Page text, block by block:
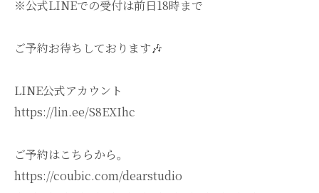
※公式LINEでの受付は前日18時まで
ご予約お待ちしております🎶
LINE公式アカウント
https://lin.ee/S8EXIhc
ご予約はこちらから。
https://coubic.com/dearstudio